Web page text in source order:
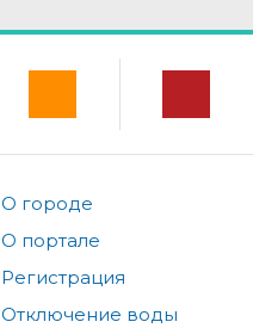
О городе
О портале
Регистрация
Отключение воды